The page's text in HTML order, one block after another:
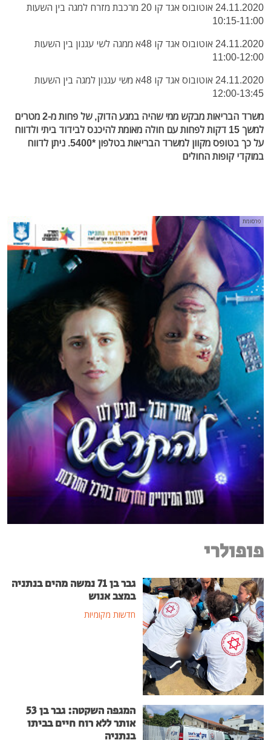
24.11.2020 אוטובוס אגד קו 20 מרכבת מזרח למגה בין השעות
10:15-11:00
24.11.2020 אוטובוס אגד קו 48א ממגה לשי עגנון בין השעות
11:00-12:00
24.11.2020 אוטובוס אגד קו 48א משי עגנון למגה בין השעות
12:00-13:45
משרד הבריאות מבקש ממי שהיה במגע הדוק, של פחות מ-2 מטרים
למשך 15 דקות לפחות עם חולה מאומת להיכנס לבידוד ביתי ולדווח
על כך בטופס מקוון למשרד הבריאות בטלפון *5400. ניתן לדווח
במוקדי קופות החולים
פרסומת
פופולרי
גבר בן 71 נמשה מהים בנתניה
במצב אנוש
חדשות מקומיות
המגפה השקטה: גבר בן 53
אותר ללא רוח חיים בביתו
בנתניה